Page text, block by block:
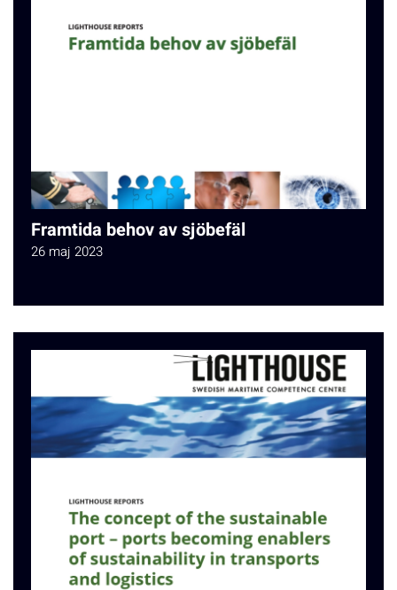
Framtida behov av sjöbefäl
26 maj 2023